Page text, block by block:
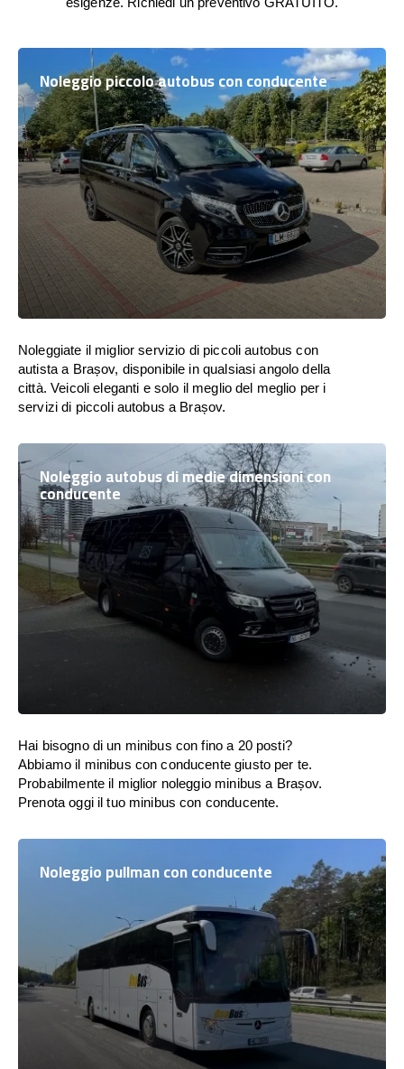
Noleggio piccolo autobus con conducente
Noleggiate il miglior servizio di piccoli autobus con
autista a Brașov, disponibile in qualsiasi angolo della
città. Veicoli eleganti e solo il meglio del meglio per i
servizi di piccoli autobus a Brașov.
Noleggio autobus di medie dimensioni con
conducente
Hai bisogno di un minibus con fino a 20 posti?
Abbiamo il minibus con conducente giusto per te.
Probabilmente il miglior noleggio minibus a Brașov.
Prenota oggi il tuo minibus con conducente.
Noleggio pullman con conducente